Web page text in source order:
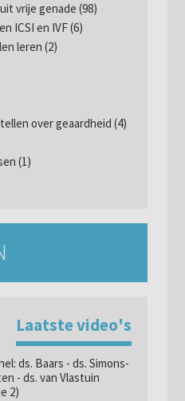
vrije genade (98)
ICSI en IVF (6)
leren (2)
over geaardheid (4)
(1)
Laatste video's
ds. Baars - ds. Simons-
- ds. van Vlastuin
2)